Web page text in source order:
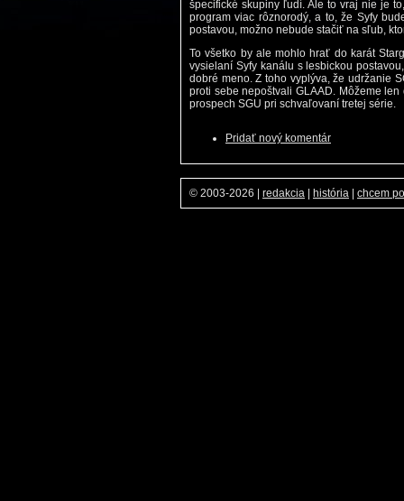
špecifické skupiny ľudí. Ale to vraj nie je
program viac rôznorodý, a to, že Syfy
postavou, možno nebude stačiť na sľub,
To všetko by ale mohlo hrať do karát
vysielaní Syfy kanálu s lesbickou
dobré meno. Z toho vyplýva, že udržanie
proti sebe nepoštvali GLAAD. Môžeme
prospech SGU pri schvaľovaní tretej série.
Pridať nový komentár
© 2003-2026 redakcia história chcem